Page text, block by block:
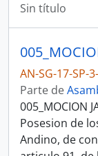
Sin título
AN-SG-17-SP-
Parte de
005_MOCION
Posesion de
Andino, de